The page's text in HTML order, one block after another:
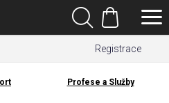
Registrace
Hledat
Nákupní
košík
Profese a Služby